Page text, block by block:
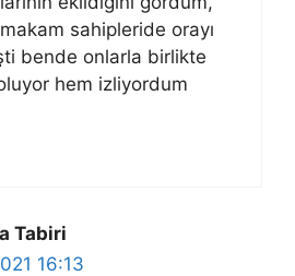
sahipleride orayı
bende onlarla birlikte
hem izliyordum
Tabiri
16:13